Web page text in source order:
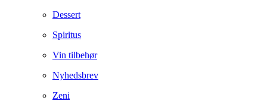
Dessert
Spiritus
Vin tilbehør
Nyhedsbrev
Zeni